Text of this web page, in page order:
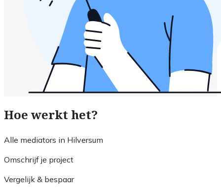
Hoe werkt het?
Alle mediators in Hilversum
Omschrijf je project
Vergelijk & bespaar